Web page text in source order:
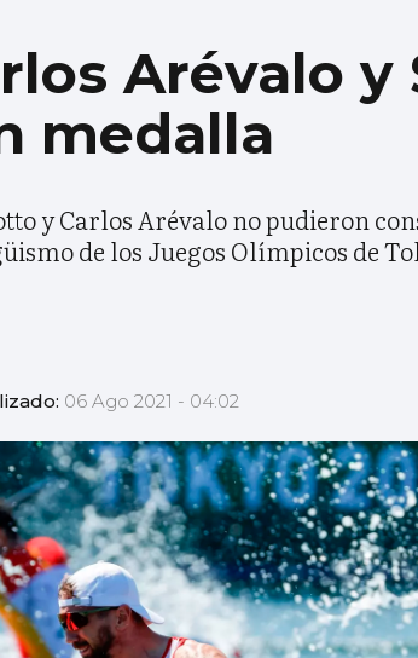
Arévalo
medalla
y Carlos Arévalo no pudieron
de los Juegos Olímpicos de
06 Ago 2021 - 04:02